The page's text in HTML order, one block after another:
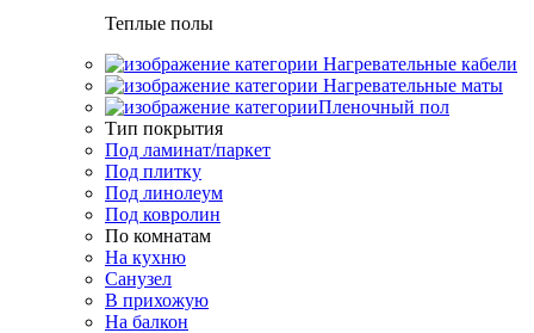
Теплые полы
Нагревательные кабели
Нагревательные маты
Пленочный пол
Тип покрытия
Под ламинат/паркет
Под плитку
Под линолеум
Под ковролин
По комнатам
На кухню
Санузел
В прихожую
На балкон